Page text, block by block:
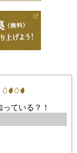
ている？！